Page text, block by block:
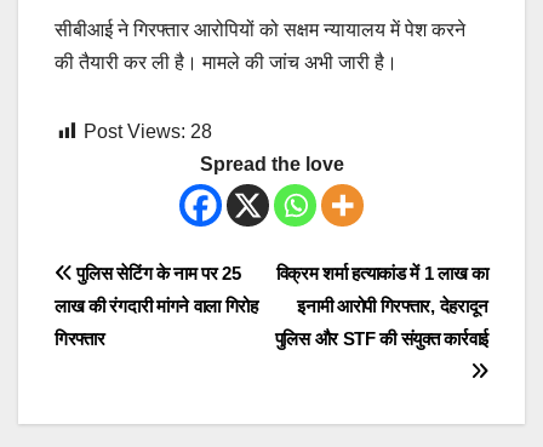
सीबीआई ने गिरफ्तार आरोपियों को सक्षम न्यायालय में पेश करने
की तैयारी कर ली है। मामले की जांच अभी जारी है।
Post Views: 28
Spread the love
Post
navigation
विक्रम शर्मा हत्याकांड में 1 लाख का
इनामी आरोपी गिरफ्तार, देहरादून
पुलिस और STF की संयुक्त कार्रवाई
पुलिस सेटिंग के नाम पर 25
लाख की रंगदारी मांगने वाला गिरोह
गिरफ्तार